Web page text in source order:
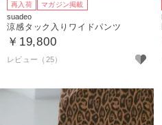
再入荷 マガジン掲載
suadeo
涼感タック入りワイドパンツ
￥19,800
レビュー（25）